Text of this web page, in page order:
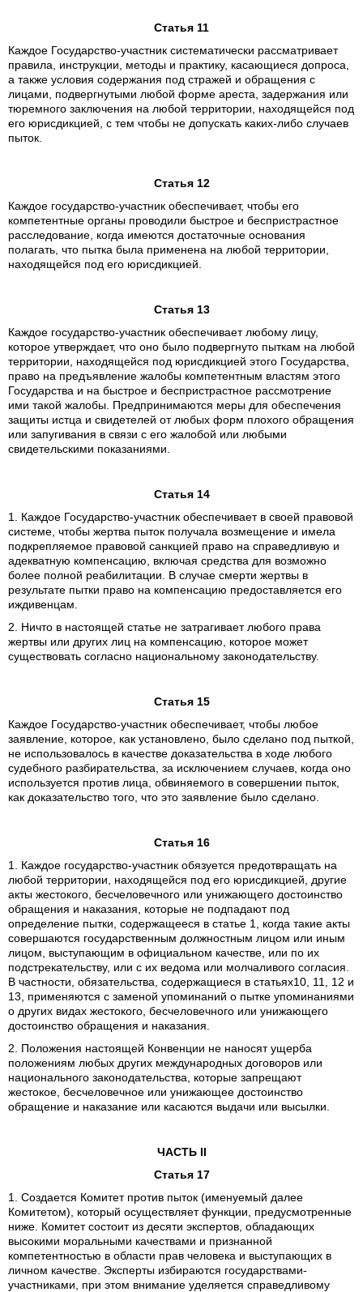
Статья 11
Каждое Государство-участник систематически рассматривает
правила, инструкции, методы и практику, касающиеся допроса,
а также условия содержания под стражей и обращения с
лицами, подвергнутыми любой форме ареста, задержания или
тюремного заключения на любой территории, находящейся под
его юрисдикцией, с тем чтобы не допускать каких-либо случаев
пыток.
Статья 12
Каждое государство-участник обеспечивает, чтобы его
компетентные органы проводили быстрое и беспристрастное
расследование, когда имеются достаточные основания
полагать, что пытка была применена на любой территории,
находящейся под его юрисдикцией.
Статья 13
Каждое государство-участник обеспечивает любому лицу,
которое утверждает, что оно было подвергнуто пыткам на любой
территории, находящейся под юрисдикцией этого Государства,
право на предъявление жалобы компетентным властям этого
Государства и на быстрое и беспристрастное рассмотрение
ими такой жалобы. Предпринимаются меры для обеспечения
защиты истца и свидетелей от любых форм плохого обращения
или запугивания в связи с его жалобой или любыми
свидетельскими показаниями.
Статья 14
1. Каждое Государство-участник обеспечивает в своей правовой
системе, чтобы жертва пыток получала возмещение и имела
подкрепляемое правовой санкцией право на справедливую и
адекватную компенсацию, включая средства для возможно
более полной реабилитации. В случае смерти жертвы в
результате пытки право на компенсацию предоставляется его
иждивенцам.
2. Ничто в настоящей статье не затрагивает любого права
жертвы или других лиц на компенсацию, которое может
существовать согласно национальному законодательству.
Статья 15
Каждое Государство-участник обеспечивает, чтобы любое
заявление, которое, как установлено, было сделано под пыткой,
не использовалось в качестве доказательства в ходе любого
судебного разбирательства, за исключением случаев, когда оно
используется против лица, обвиняемого в совершении пыток,
как доказательство того, что это заявление было сделано.
Статья 16
1. Каждое государство-участник обязуется предотвращать на
любой территории, находящейся под его юрисдикцией, другие
акты жестокого, бесчеловечного или унижающего достоинство
обращения и наказания, которые не подпадают под
определение пытки, содержащееся в статье 1, когда такие акты
совершаются государственным должностным лицом или иным
лицом, выступающим в официальном качестве, или по их
подстрекательству, или с их ведома или молчаливого согласия.
В частности, обязательства, содержащиеся в статьях10, 11, 12 и
13, применяются с заменой упоминаний о пытке упоминаниями
о других видах жестокого, бесчеловечного или унижающего
достоинство обращения и наказания.
2. Положения настоящей Конвенции не наносят ущерба
положениям любых других международных договоров или
национального законодательства, которые запрещают
жестокое, бесчеловечное или унижающее достоинство
обращение и наказание или касаются выдачи или высылки.
ЧАСТЬ II
Статья 17
1. Создается Комитет против пыток (именуемый далее
Комитетом), который осуществляет функции, предусмотренные
ниже. Комитет состоит из десяти экспертов, обладающих
высокими моральными качествами и признанной
компетентностью в области прав человека и выступающих в
личном качестве. Эксперты избираются государствами-
участниками, при этом внимание уделяется справедливому